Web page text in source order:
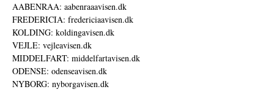
AABENRAA: aabenraaavisen.dk
FREDERICIA: fredericiaavisen.dk
KOLDING: koldingavisen.dk
VEJLE: vejleavisen.dk
MIDDELFART: middelfartavisen.dk
ODENSE: odenseavisen.dk
NYBORG: nyborgavisen.dk